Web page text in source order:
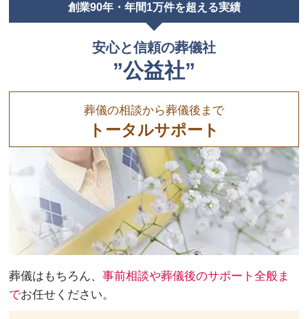
創業90年・年間1万件を超える実績
安心と信頼の葬儀社
”公益社”
葬儀の相談から葬儀後まで
トータルサポート
葬儀はもちろん、事前相談や葬儀後のサポート全般ま
でお任せください。